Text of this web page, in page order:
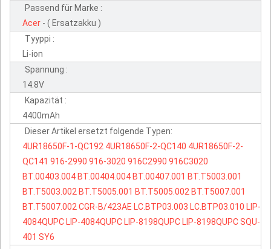
Passend für Marke :
Acer - ( Ersatzakku )
Tyyppi :
Li-ion
Spannung :
14.8V
Kapazität :
4400mAh
Dieser Artikel ersetzt folgende Typen:
4UR18650F-1-QC192 4UR18650F-2-QC140 4UR18650F-2-
QC141 916-2990 916-3020 916C2990 916C3020
BT.00403.004 BT.00404.004 BT.00407.001 BT.T5003.001
BT.T5003.002 BT.T5005.001 BT.T5005.002 BT.T5007.001
BT.T5007.002 CGR-B/423AE LC.BTP03.003 LC.BTP03.010 LIP-
4084QUPC LIP-4084QUPC LIP-8198QUPC LIP-8198QUPCSQU-
401 SY6